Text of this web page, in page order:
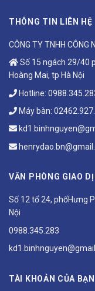
THÔNG TIN LIÊN HỆ
CÔNG TY TNHH CÔNG
Số 15 ngách 29/40
Hoàng Mai, tp Hà Nội
Hotline:
Máy bàn:
VĂN PHÒNG GIAO
Số 12 tổ 24, phốHưng
Nội
0988.345.283
TÀI KHOẢN CỦA BẠN